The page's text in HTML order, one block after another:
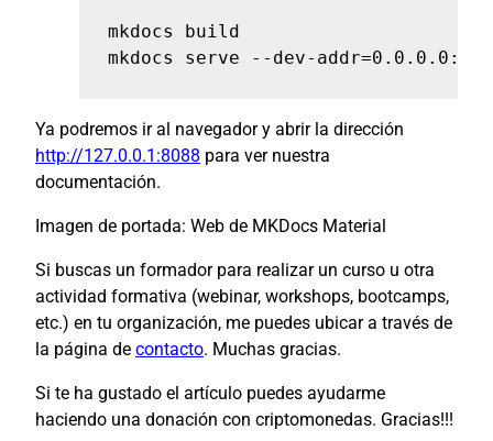
mkdocs build
mkdocs serve --dev-
Ya podremos ir al navegador y abrir la dirección
http://127.0.0.1:8088 para ver nuestra
documentación.
Imagen de portada: Web de MKDocs Material
Si buscas un formador para realizar un curso u otra
actividad formativa (webinar, workshops, bootcamps,
etc.) en tu organización, me puedes ubicar a través de
la página de contacto. Muchas gracias.
Si te ha gustado el artículo puedes ayudarme
haciendo una donación con criptomonedas. Gracias!!!